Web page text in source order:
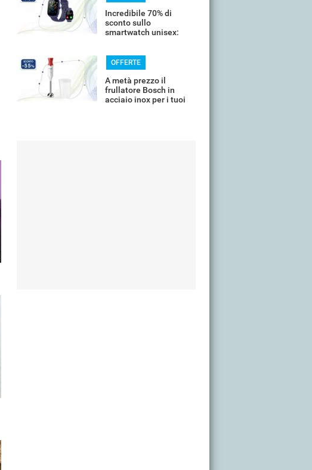
Incredibile 70% di
sconto sullo
smartwatch unisex:
OFFERTE
A metà prezzo il
frullatore Bosch in
acciaio inox per i tuoi